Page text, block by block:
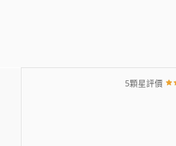
5顆星評價